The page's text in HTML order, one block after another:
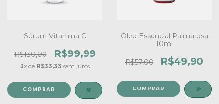
Sérum Vitamina C
R$130,00 R$99,99
3x de R$33,33 sem juros
Óleo Essencial Palmarosa
10ml
R$57,00 R$49,90